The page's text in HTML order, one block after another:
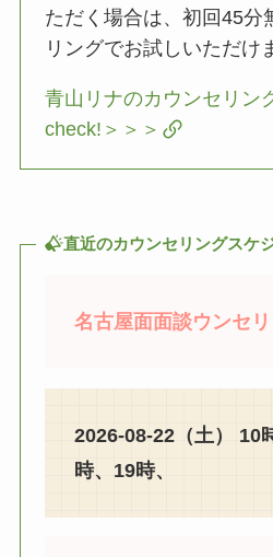
ただく場合は、初回45分
リングでお試しいただけ
青山リナのカウンセリン
check!＞＞＞
直近のカウンセリングスケ
名古屋面面談ウンセ
2026-08-22（土） 10
時、19時、